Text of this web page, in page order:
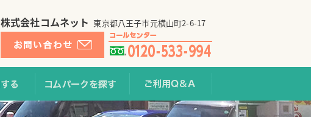
株式会社コムネット 東京都八王子市元横山町2-6-17